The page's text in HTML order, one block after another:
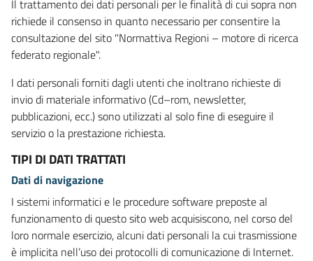
Il trattamento dei dati personali per le finalità di cui sopra non
richiede il consenso in quanto necessario per consentire la
consultazione del sito "Normattiva Regioni – motore di ricerca
federato regionale".
I dati personali forniti dagli utenti che inoltrano richieste di
invio di materiale informativo (Cd–rom, newsletter,
pubblicazioni, ecc.) sono utilizzati al solo fine di eseguire il
servizio o la prestazione richiesta.
TIPI DI DATI TRATTATI
Dati di navigazione
I sistemi informatici e le procedure software preposte al
funzionamento di questo sito web acquisiscono, nel corso del
loro normale esercizio, alcuni dati personali la cui trasmissione
è implicita nell’uso dei protocolli di comunicazione di Internet.